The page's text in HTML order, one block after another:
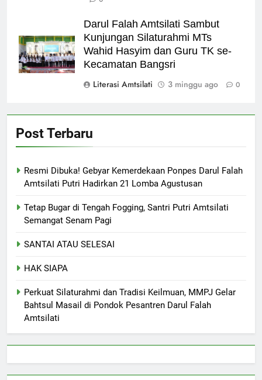
Darul Falah Amtsilati Sambut
Kunjungan Silaturahmi MTs
Wahid Hasyim dan Guru TK se-
Kecamatan Bangsri
Literasi Amtsilati
3 minggu ago 0
Post Terbaru
Resmi Dibuka! Gebyar Kemerdekaan Ponpes Darul Falah
Amtsilati Putri Hadirkan 21 Lomba Agustusan
Tetap Bugar di Tengah Fogging, Santri Putri Amtsilati
Semangat Senam Pagi
SANTAI ATAU SELESAI
HAK SIAPA
Perkuat Silaturahmi dan Tradisi Keilmuan, MMPJ Gelar
Bahtsul Masail di Pondok Pesantren Darul Falah
Amtsilati